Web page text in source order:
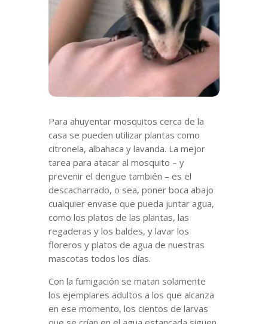
Para ahuyentar mosquitos cerca de la
casa se pueden utilizar plantas como
citronela, albahaca y lavanda. La mejor
tarea para atacar al mosquito – y
prevenir el dengue también – es el
descacharrado, o sea, poner boca abajo
cualquier envase que pueda juntar agua,
como los platos de las plantas, las
regaderas y los baldes, y lavar los
floreros y platos de agua de nuestras
mascotas todos los días.
Con la fumigación se matan solamente
los ejemplares adultos a los que alcanza
en ese momento, los cientos de larvas